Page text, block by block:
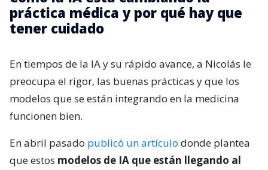
práctica médica y por qué hay que
tener cuidado
En tiempos de la IA y su rápido avance, a Nicolás le
preocupa el rigor, las buenas prácticas y que los
modelos que se están integrando en la medicina
funcionen bien.
En abril pasado publicó un artículo donde plantea
que estos modelos de IA que están llegando al